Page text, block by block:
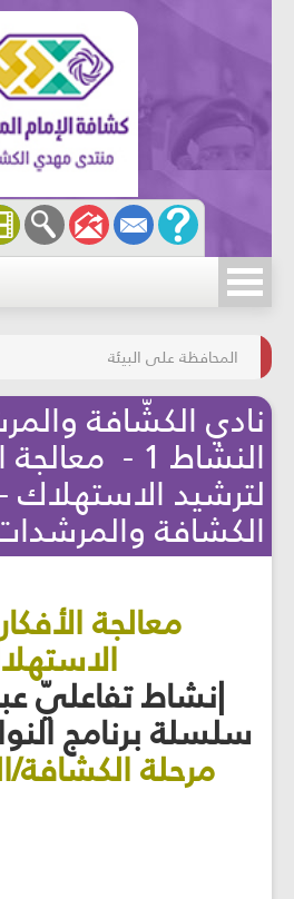
مسابقة الركب الحسينيّ
المحافظة على البيئة
نادي الكشّافة
النشاط 1 -
لترشيد الاستهلاك
الكشافة
معالجة
|نشاط تفاعليّ
سلسلة برنامج
مرحلة